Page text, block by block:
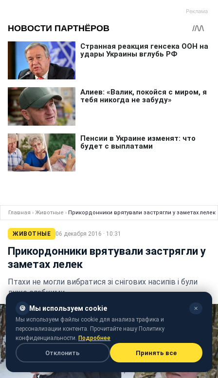
Главная › Животные › Прикордонники врятували застрягли у заметах лелек
ЖИВОТНЫЕ 06 декабря 2016 · 10:31
Прикордонники врятували застрягли у
заметах лелек
Птахи не могли вибратися зі снігових насипів і були
дуже слабкими
🍪 Мы используем cookie ✕
Мы используем файлы cookie для анализа трафика и
персонализации контента. Прочитайте нашу Политику
конфиденциальности. Подробнее
Отклонить Принять все